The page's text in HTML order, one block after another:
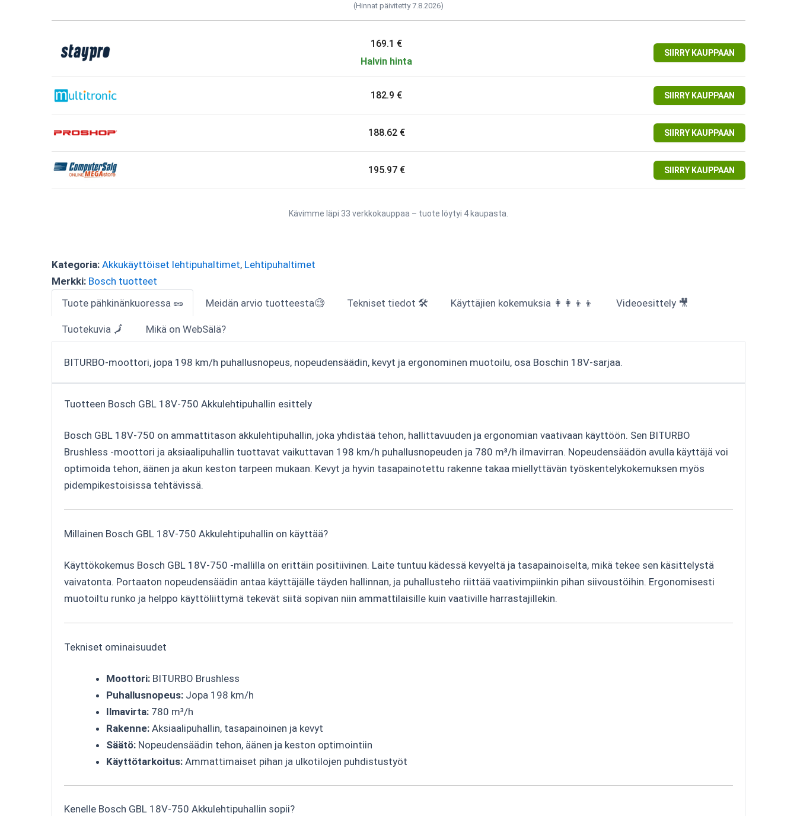
(Hinnat päivitetty 7.8.2026)
169.1 €
Halvin hinta
SIIRRY KAUPPAAN
182.9 € SIIRRY KAUPPAAN
188.62 € SIIRRY KAUPPAAN
195.97 € SIIRRY KAUPPAAN
Kävimme läpi 33 verkkokauppaa – tuote löytyi 4 kaupasta.
Kategoria: Akkukäyttöiset lehtipuhaltimet, Lehtipuhaltimet
Merkki: Bosch tuotteet
Tuote pähkinänkuoressa 🥜
Meidän arvio tuotteesta🧐 Tekniset tiedot 🛠 Käyttäjien kokemuksia 👩‍👩‍👦‍👦 Videoesittely 🎥
Tuotekuvia 🗾 Mikä on WebSälä?
BITURBO-moottori, jopa 198 km/h puhallusnopeus, nopeudensäädin, kevyt ja ergonominen muotoilu, osa Boschin 18V-sarjaa.
Tuotteen Bosch GBL 18V-750 Akkulehtipuhallin esittely
Bosch GBL 18V-750 on ammattitason akkulehtipuhallin, joka yhdistää tehon, hallittavuuden ja ergonomian vaativaan käyttöön. Sen BITURBO
Brushless -moottori ja aksiaalipuhallin tuottavat vaikuttavan 198 km/h puhallusnopeuden ja 780 m³/h ilmavirran. Nopeudensäädön avulla käyttäjä voi
optimoida tehon, äänen ja akun keston tarpeen mukaan. Kevyt ja hyvin tasapainotettu rakenne takaa miellyttävän työskentelykokemuksen myös
pidempikestoisissa tehtävissä.
Millainen Bosch GBL 18V-750 Akkulehtipuhallin on käyttää?
Käyttökokemus Bosch GBL 18V-750 -mallilla on erittäin positiivinen. Laite tuntuu kädessä kevyeltä ja tasapainoiselta, mikä tekee sen käsittelystä
vaivatonta. Portaaton nopeudensäädin antaa käyttäjälle täyden hallinnan, ja puhallusteho riittää vaativimpiinkin pihan siivoustöihin. Ergonomisesti
muotoiltu runko ja helppo käyttöliittymä tekevät siitä sopivan niin ammattilaisille kuin vaativille harrastajillekin.
Tekniset ominaisuudet
Moottori: BITURBO Brushless
Puhallusnopeus: Jopa 198 km/h
Ilmavirta: 780 m³/h
Rakenne: Aksiaalipuhallin, tasapainoinen ja kevyt
Säätö: Nopeudensäädin tehon, äänen ja keston optimointiin
Käyttötarkoitus: Ammattimaiset pihan ja ulkotilojen puhdistustyöt
Kenelle Bosch GBL 18V-750 Akkulehtipuhallin sopii?